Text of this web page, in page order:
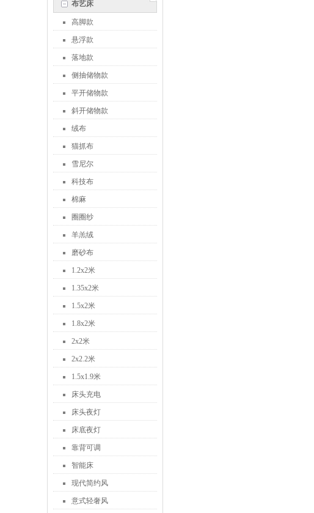
布艺床
高脚款
悬浮款
落地款
侧抽储物款
平开储物款
斜开储物款
绒布
猫抓布
雪尼尔
科技布
棉麻
圈圈纱
羊羔绒
磨砂布
1.2x2米
1.35x2米
1.5x2米
1.8x2米
2x2米
2x2.2米
1.5x1.9米
床头充电
床头夜灯
床底夜灯
靠背可调
智能床
现代简约风
意式轻奢风